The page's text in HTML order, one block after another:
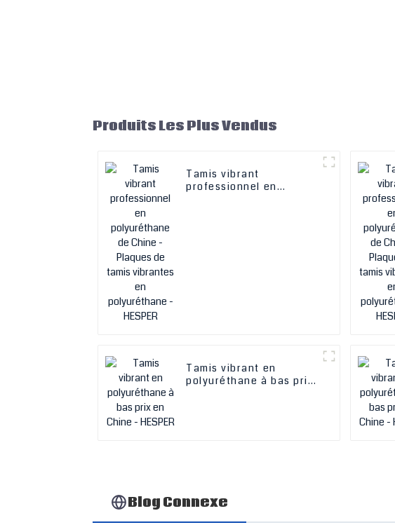
Produits Les Plus Vendus
Tamis vibrant
professionnel en
Tamis vibrant en
polyuréthane à bas prix
Blog Connexe